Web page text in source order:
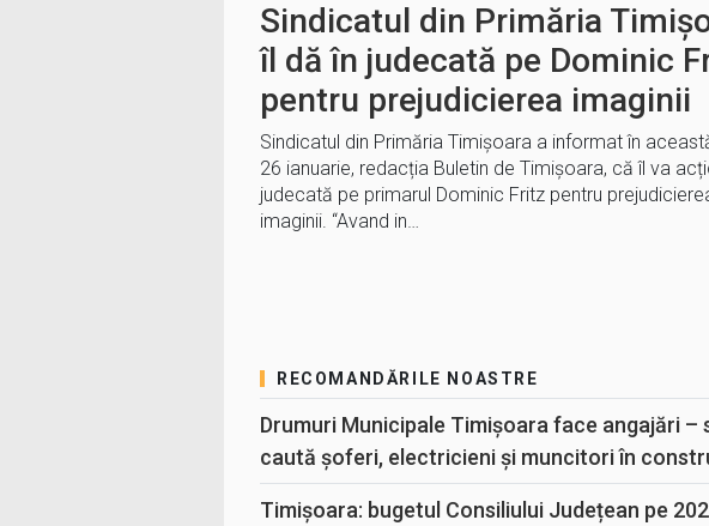
Sindicatul din Primăria
îl dă în judecată pe Dominic
pentru prejudicierea imaginii
Sindicatul din Primăria Timișoara a informat în
26 ianuarie, redacția Buletin de Timișoara, că îl va
judecată pe primarul Dominic Fritz pentru
imaginii. “Avand in…
RECOMANDĂRILE NOASTRE
Drumuri Municipale Timișoara face angajări –
caută șoferi, electricieni și muncitori în
Timișoara: bugetul Consiliului Județean pe